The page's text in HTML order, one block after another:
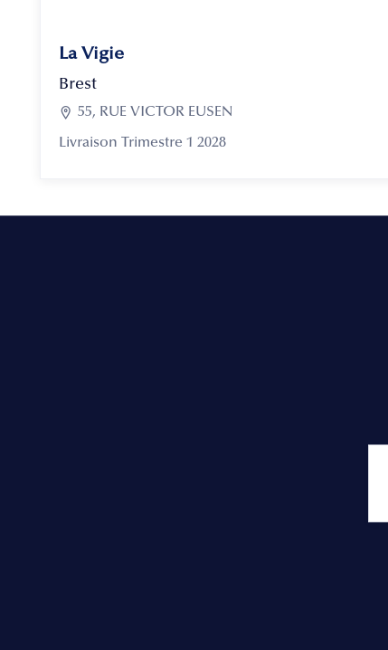
La Vigie
Brest
 55, RUE VICTOR EUSEN
Livraison Trimestre 1 2028